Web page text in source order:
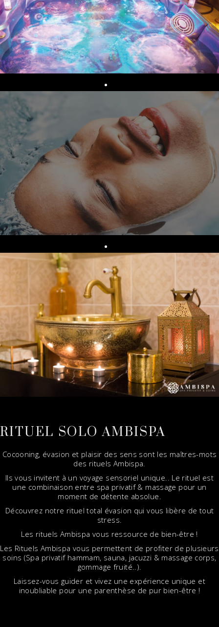
RITUEL SOLO AMBISPA
Cocooning, évasion et plaisir des sens sont les maîtres-mots
des rituels Ambispa.
Ils vous invitent à un voyage sensoriel unique.. Le rituel est
une combinaison entre spa privatif & massage pour un
moment de détente absolue.
Découvrez notre rituel total évasion qui vous libère de tout
stress.
Les rituels Ambispa vous ressource de bien-être !
Les Rituels Ambispa vous permettent de profiter de plusieurs
soins (Spa privatif hammam, sauna, jacuzzi & massage corps,
gommage fruité..).
Laissez-vous guider et vivez une expérience unique et
inoubliable pour une parenthèse de pur bien-être !